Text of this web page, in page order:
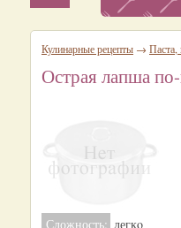
Кулинарные рецепты → Паста,
Острая лапша
Сложность: легкo